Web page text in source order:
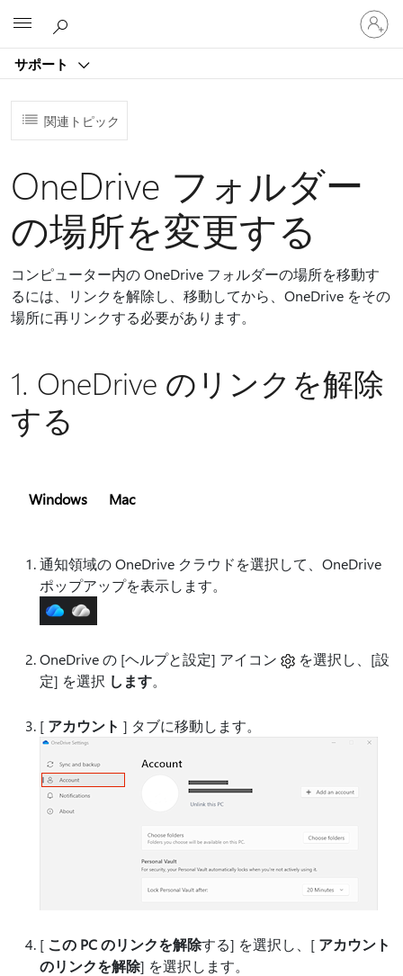
サポート
ア
カ
ウ
イ
関連トピック
OneDrive フォルダー
の場所を変更する
コンピューター内の OneDrive フォルダーの場所を移動す
るには、リンクを解除し、移動してから、OneDrive をその
場所に再リンクする必要があります。
1. OneDrive のリンクを解除
する
Windows Mac
通知領域の OneDrive クラウドを選択して、OneDrive
ポップアップを表示します。
OneDrive の [ヘルプと設定] アイコン
を選択し、[設
定] を選択 します。
[ アカウント ] タブに移動します。
[ この PC のリンクを解除する] を選択し、[ アカウント
のリンクを解除] を選択します。